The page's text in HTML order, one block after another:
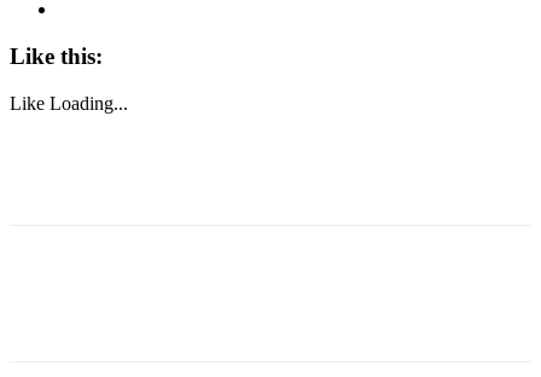
Like this:
Like Loading...